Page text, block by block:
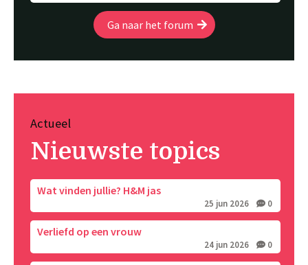
Ga naar het forum
Actueel
Nieuwste topics
Wat vinden jullie? H&M jas
25 jun 2026 0
Verliefd op een vrouw
24 jun 2026 0